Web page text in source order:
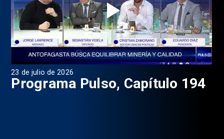
23 de julio de 2026
Programa Pulso, Capítulo 194